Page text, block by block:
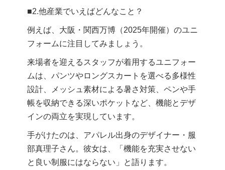
■2.他産業でいえばどんなこと？
例えば、大阪・関西万博（2025年開催）のユニ
フォームに注目してみましょう。
来場者を迎えるスタッフが着用するユニフォー
ムは、パンツやロングスカートを選べる多様性
設計、メッシュ素材による暑さ対策、ペンや手
帳を収納できる深いポケットなど、機能とデザ
インの両立を実現しています。
手がけたのは、アパレル出身のデザイナー・服
部真理子さん。彼女は、「機能を充実させない
と良い制服にはならない」と語ります。